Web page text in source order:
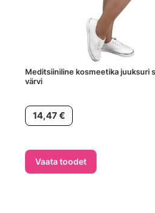
Meditsiiniline kosmeetika juuksuri
värvi
Hind14,47 €
Vaata toodet